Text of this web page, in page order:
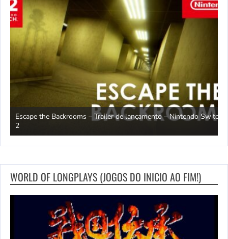
Escape the Backrooms – Trailer de lançamento – Nintendo Switch
2
WORLD OF LONGPLAYS (JOGOS DO INICIO AO FIM!)